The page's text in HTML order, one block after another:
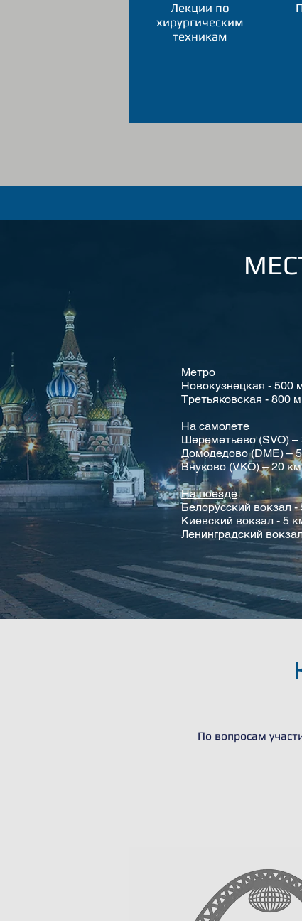
Лекции по
хирургическим
техникам
Метро
Новокузнецкая - 500
Третьяковская - 800
На самолете
Шереметьево (SVO)
Домодедово (DME) –
Внуково (VKO) – 20
На поезде
Белорусский вокзал
Киевский вокзал - 5
Ленинградский
По вопросам